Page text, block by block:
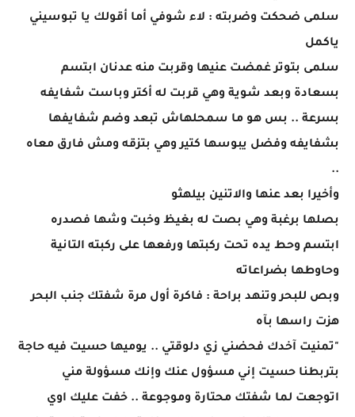
سلمى ضحكت وضربته : لاء شوفي أما أقولك يا تبوسيني
ياكمل
سلمى بتوتر غمضت عنيها وقربت منه عدنان ابتسم
بسعادة وبعد شوية وهي قربت له أكتر وباست شفايفه
بسرعة .. بس هو ما سمحلهاش تبعد وضم شفايفها
بشفايفه وفضل يبوسها كتير وهي بتزقه ومش فارق معاه
..
وأخيرا بعد عنها والاتنين بيلهثو
بصلها برغبة وهي بصت له بغيظ وخبت وشها فصدره
ابتسم وحط يده تحت ركبتها ورفعها على ركبته التانية
وحاوطها بضراعاته
وبص للبحر وتنهد براحة : فاكرة أول مرة شفتك جنب البحر
هزت راسها بآه
"تمنيت آخدك فحضني زي دلوقتي .. يوميها حسيت فيه حاجة
بتربطنا حسيت إني مسؤول عنك وإنك مسؤولة مني
اتوجعت لما شفتك محتارة وموجوعة .. خفت عليك اوي